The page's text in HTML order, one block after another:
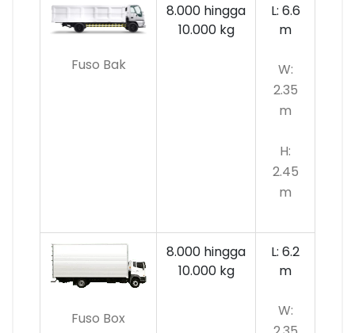
Fuso Bak
8.000 hingga
10.000kg
L: 6.6
m
W:
2.35
m
H:
2.45
m
Fuso Box
8.000 hingga
10.000 kg
L: 6.2
m
W: